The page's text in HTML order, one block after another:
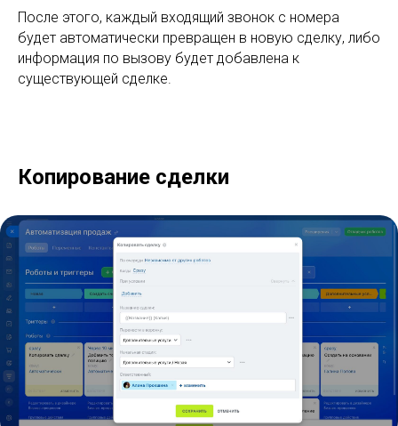
После этого, каждый входящий звонок с номера
будет автоматически превращен в новую сделку, либо
информация по вызову будет добавлена к
существующей сделке.
Копирование сделки